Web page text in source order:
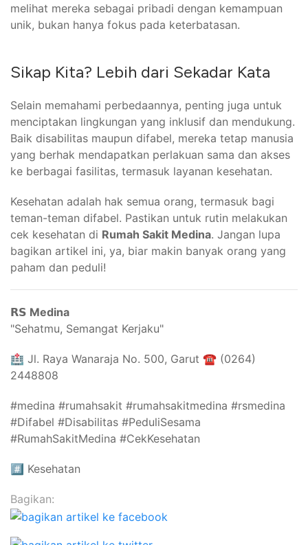
melihat mereka sebagai pribadi dengan kemampuan
unik, bukan hanya fokus pada keterbatasan.
Sikap Kita? Lebih dari Sekadar Kata
Selain memahami perbedaannya, penting juga untuk
menciptakan lingkungan yang inklusif dan mendukung.
Baik disabilitas maupun difabel, mereka tetap manusia
yang berhak mendapatkan perlakuan sama dan akses
ke berbagai fasilitas, termasuk layanan kesehatan.
Kesehatan adalah hak semua orang, termasuk bagi
teman-teman difabel. Pastikan untuk rutin melakukan
cek kesehatan di Rumah Sakit Medina. Jangan lupa
bagikan artikel ini, ya, biar makin banyak orang yang
paham dan peduli!
𝗥𝗦 Medina
"Sehatmu, Semangat Kerjaku"⁣⁣
🏥 Jl. Raya Wanaraja No. 500, Garut ☎️ (0264)
2448808
#medina #rumahsakit #rumahsakitmedina #rsmedina
#Difabel #Disabilitas #PeduliSesama
#RumahSakitMedina #CekKesehatan
#️⃣ Kesehatan
Bagikan: